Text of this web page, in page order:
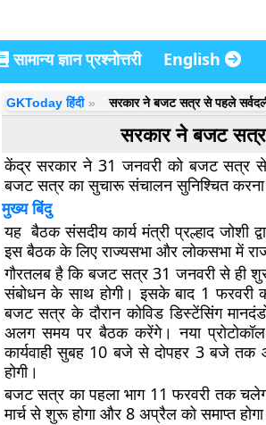
सामान्य ज्ञान प्रश्नोत्तरी English
GKToday हिंदी सरकार ने बजट सत्र से पहले
सरकार ने बजट
केंद्र सरकार ने 31 जनवरी को बजट सत्र
बजट सत्र का सुचारू संचालन सुनिश्चित
मुख्य बिंदु
यह बैठक संसदीय कार्य मंत्री प्रल्हाद जोशी
इस बैठक के लिए राज्यसभा और लोकसभा में
गौरतलब है कि बजट सत्र 31 जनवरी से ही
संबोधन के साथ होगी। इसके बाद 1 फरवरी
बजट सत्र के दौरान कोविड डिस्टेंसिंग
अलग समय पर बैठक करेंगे। नया
कार्यवाही सुबह 10 बजे से दोपहर 3 बजे
होगी।
बजट सत्र का पहला भाग 11 फरवरी तक
मार्च से शुरू होगा और 8 अप्रैल को समाप्त